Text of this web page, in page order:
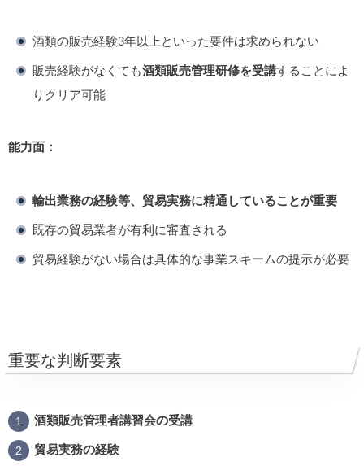
酒類の販売経験3年以上といった要件は求められない
販売経験がなくても酒類販売管理研修を受講することによ
りクリア可能
能力面：
輸出業務の経験等、貿易実務に精通していることが重要
既存の貿易業者が有利に審査される
貿易経験がない場合は具体的な事業スキームの提示が必要
重要な判断要素
酒類販売管理者講習会の受講
貿易実務の経験